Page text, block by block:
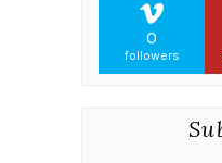
0
followers